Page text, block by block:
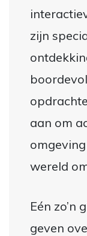
zijn
aan om
wereld
Eén zo’n
geven